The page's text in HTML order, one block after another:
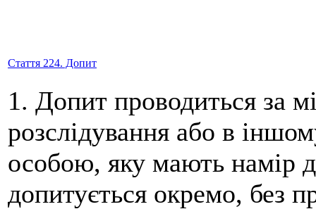
Стаття 224. Допит
1. Допит проводиться за
розслідування або в
особою, яку мають намір
допитується окремо, без